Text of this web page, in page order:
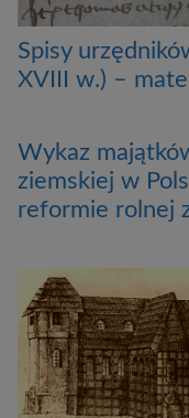
Spisy
XVIII w.) –
Wykaz
ziemskiej w
reformie rolnej